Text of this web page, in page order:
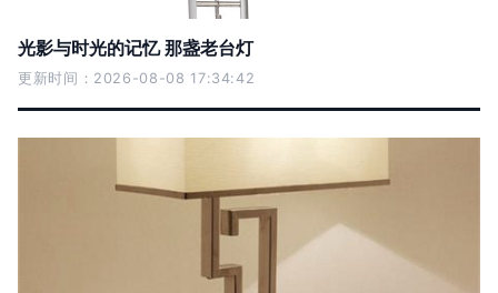
光影与时光的记忆 那盏老台灯
更新时间：2026-08-08 17:34:42